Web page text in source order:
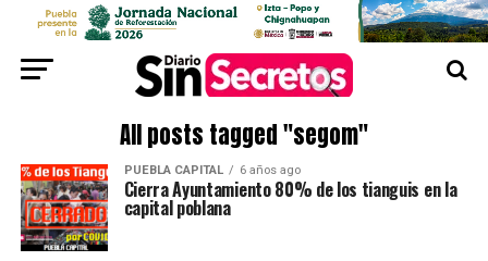
All posts tagged "segom"
PUEBLA CAPITAL 6 años ago
Cierra Ayuntamiento 80% de los tianguis en la
capital poblana